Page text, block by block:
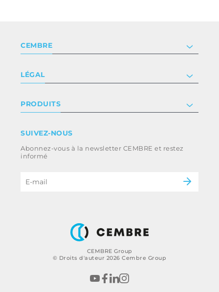
CEMBRE Group
© Droits d'auteur 2026 Cembre Group
CEMBRE
Société
Certificat
Nous rejoindre
LÉGAL
Termes et conditions
Whistleblowing
Code d’éthique et politique anti-corruption
du groupe
PRODUITS
Énergie
B2B Disclaimer
SUIVEZ-NOUS
Abonnez-vous à la newsletter CEMBRE et restez
informé